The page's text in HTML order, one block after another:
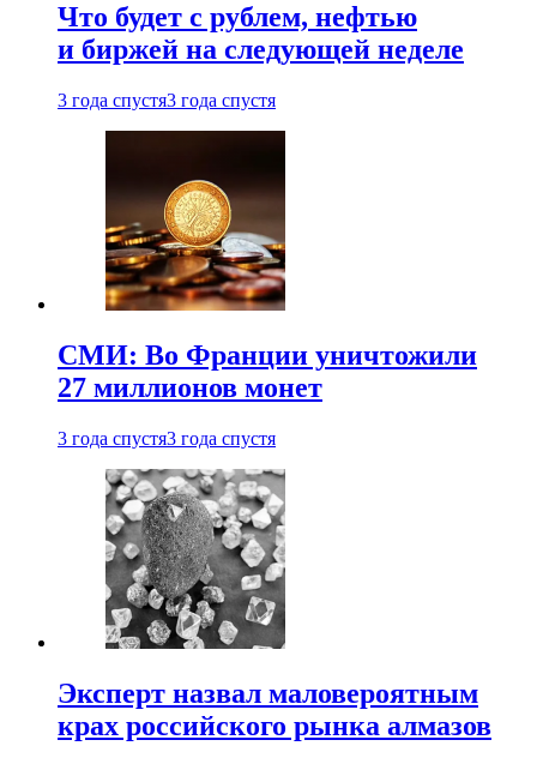
Что будет с рублем, нефтью
и биржей на следующей неделе
3 года спустя3 года спустя
СМИ: Во Франции уничтожили
27 миллионов монет
3 года спустя3 года спустя
Эксперт назвал маловероятным
крах российского рынка алмазов